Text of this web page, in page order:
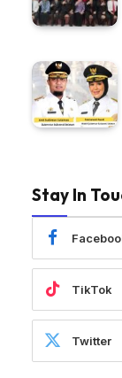
Stay In
TikTok
Twitter